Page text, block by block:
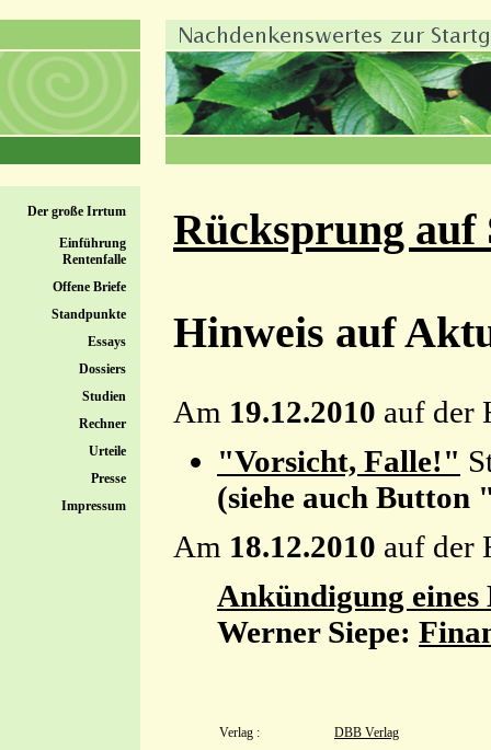
Der große Irrtum
Einführung
Rentenfalle
Offene Briefe
Standpunkte
Essays
Dossiers
Studien
Rechner
Urteile
Presse
Impressum
Rücksprung auf
Hinweis auf
Am 19.12.2010 auf der
"Vorsicht, Falle!"
(siehe auch Button
Am 18.12.2010 auf der
Ankündigung eines
Werner Siepe:
Verlag : DBB Verlag